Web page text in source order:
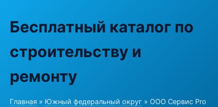
Бесплатный каталог по
строительству и
ремонту
Главная » Южный федеральный округ » ООО Сервис Pro